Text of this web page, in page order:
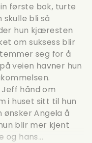
første bok, turte
bli så
hun kjæresten
om suksess blir
seg for å
veien havner hun
hånd om
i huset sitt til hun
Angela å
blir mer kjent
og hans...